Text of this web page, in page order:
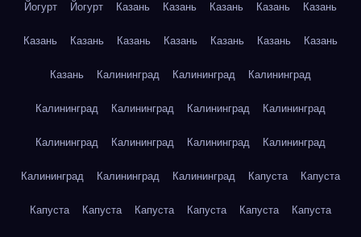
Йогурт Йогурт Казань Казань Казань Казань Казань
Казань Казань Казань Казань Казань Казань Казань
Казань Калининград Калининград Калининград
Калининград Калининград Калининград Калининград
Калининград Калининград Калининград Калининград
Калининград Калининград Калининград Капуста Капуста
Капуста Капуста Капуста Капуста Капуста Капуста